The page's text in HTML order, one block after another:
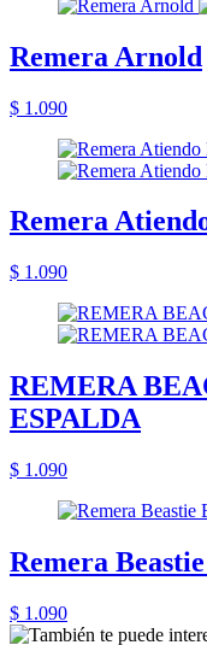
Remera Arnold
$ 1.090
Remera
$ 1.090
REMERA
ESPALDA
$ 1.090
Remera
$ 1.090